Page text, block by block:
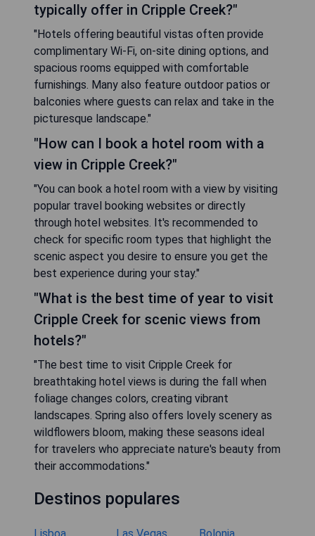
typically offer in Cripple Creek?"
"Hotels offering beautiful vistas often provide
complimentary Wi-Fi, on-site dining options, and
spacious rooms equipped with comfortable
furnishings. Many also feature outdoor patios or
balconies where guests can relax and take in the
picturesque landscape."
"How can I book a hotel room with a
view in Cripple Creek?"
"You can book a hotel room with a view by visiting
popular travel booking websites or directly
through hotel websites. It's recommended to
check for specific room types that highlight the
scenic aspect you desire to ensure you get the
best experience during your stay."
"What is the best time of year to visit
Cripple Creek for scenic views from
hotels?"
"The best time to visit Cripple Creek for
breathtaking hotel views is during the fall when
foliage changes colors, creating vibrant
landscapes. Spring also offers lovely scenery as
wildflowers bloom, making these seasons ideal
for travelers who appreciate nature's beauty from
their accommodations."
Destinos populares
Lisboa Las Vegas Bolonia